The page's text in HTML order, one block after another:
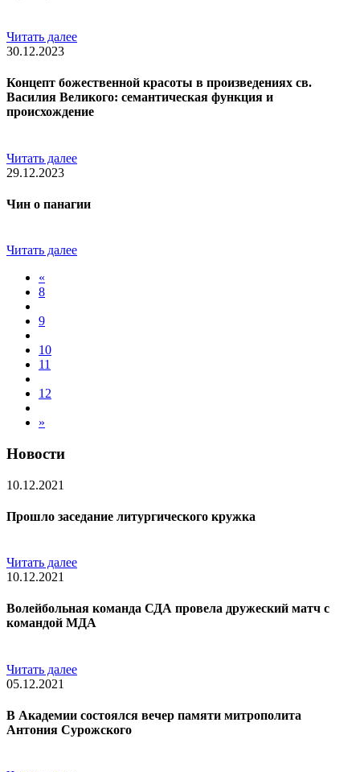
Читать далее
30.12.2023
Концепт божественной красоты в произведениях св.
Василия Великого: семантическая функция и
происхождение
Читать далее
29.12.2023
Чин о панагии
Читать далее
«
8
9
10
11
12
»
Новости
10.12.2021
Прошло заседание литургического кружка
Читать далее
10.12.2021
Волейбольная команда СДА провела дружеский матч с
командой МДА
Читать далее
05.12.2021
В Академии состоялся вечер памяти митрополита
Антония Сурожского